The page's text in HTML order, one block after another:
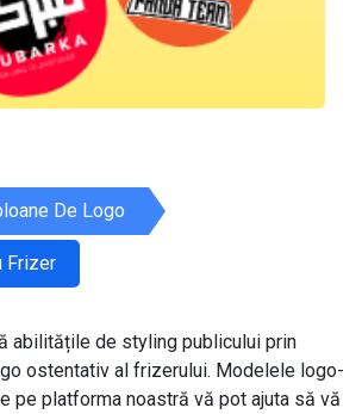
De Logo
Frizer
abilitățile de styling publicului prin
ostentativ al frizerului. Modelele logo-
pe platforma noastră vă pot ajuta să vă